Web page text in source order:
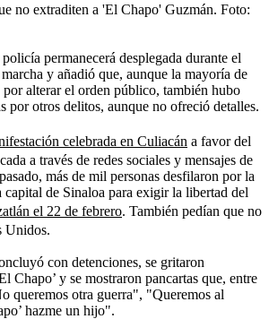
no extraditen a 'El Chapo' Guzmán. Foto:
permanecerá desplegada durante el
y añadió que, aunque la mayoría de
por alterar el orden público, también hubo
por otros delitos, aunque no ofreció detalles.
celebrada en Culiacán a favor del
a través de redes sociales y mensajes de
más de mil personas desfilaron por la
de Sinaloa para exigir la libertad del
el 22 de febrero. También pedían que no
Unidos.
con detenciones, se gritaron
Chapo’ y se mostraron pancartas que, entre
queremos otra guerra", "Queremos al
hazme un hijo".